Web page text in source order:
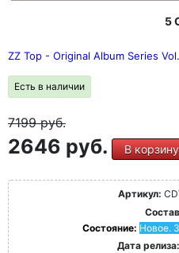
5
ZZ Top - Original Album Series
Есть в наличии
7199руб.
2646 руб. В корзину
Артикул:
Состояние: Новое.
Дата релиза: